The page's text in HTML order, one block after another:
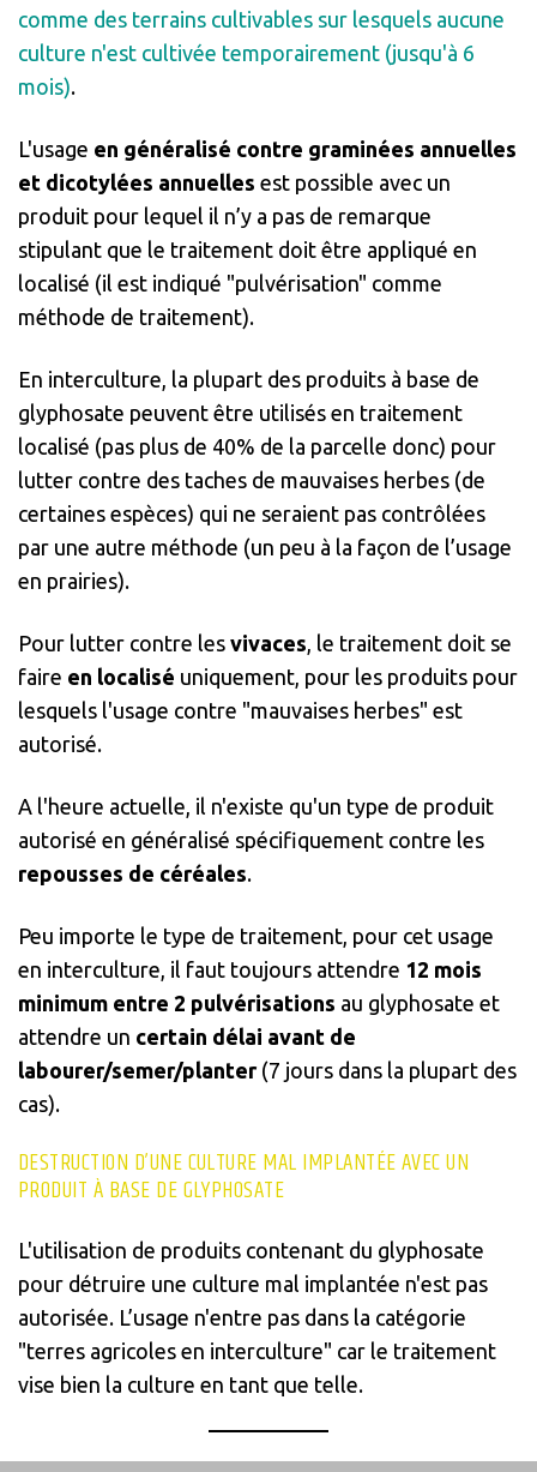
comme des terrains cultivables sur lesquels aucune
culture n'est cultivée temporairement(jusqu'à 6
mois).
L'usage en généralisé contre graminées annuelles
et dicotylées annuelles est possible avec un
produit pour lequel il n’y a pas de remarque
stipulant que le traitement doit être appliqué en
localisé (il est indiqué "pulvérisation" comme
méthode de traitement).
En interculture, la plupart des produits à base de
glyphosate peuvent être utilisés en traitement
localisé (pas plus de 40% de la parcelle donc) pour
lutter contre des taches de mauvaises herbes (de
certaines espèces) qui ne seraient pas contrôlées
par une autre méthode (un peu à la façon de l’usage
en prairies).
Pour lutter contre les vivaces, le traitement doit se
faire en localisé uniquement, pour les produits pour
lesquels l'usage contre "mauvaises herbes" est
autorisé.
A l'heure actuelle, il n'existe qu'un type de produit
autorisé en généralisé spécifiquement contre les
repousses de céréales.
Peu importe le type de traitement, pour cet usage
en interculture, il faut toujours attendre 12 mois
minimum entre 2 pulvérisations au glyphosate et
attendre un certain délai avant de
labourer/semer/planter(7 jours dans la plupart des
cas).
DESTRUCTION D’UNE CULTURE MAL IMPLANTÉE AVEC UN
PRODUIT À BASE DE GLYPHOSATE
L'utilisation de produits contenant du glyphosate
pour détruire une culture mal implantée n'est pas
autorisée. L’usage n'entre pas dans la catégorie
"terres agricoles en interculture" car le traitement
vise bien la culture en tant que telle.